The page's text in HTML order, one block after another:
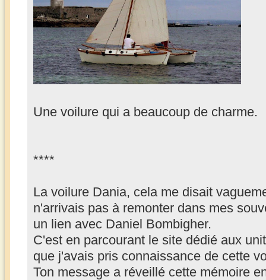
Une voilure qui a beaucoup de charme.
****
La voilure Dania, cela me disait
n'arrivais pas à remonter dans mes
un lien avec Daniel Bombigher.
C'est en parcourant le site dédié aux
que j'avais pris connaissance de cette
Ton message a réveillé cette mémoire